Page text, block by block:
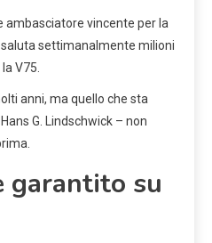
ambasciatore vincente per la
saluta settimanalmente milioni
V75.
anni, ma quello che sta
G. Lindschwick – non
garantito su